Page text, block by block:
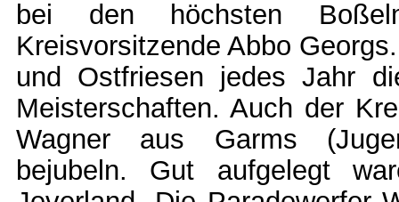
bei den höchsten
Kreisvorsitzende Abbo
und Ostfriesen jedes Jahr
Meisterschaften. Auch der
Wagner aus Garms
bejubeln. Gut aufgelegt